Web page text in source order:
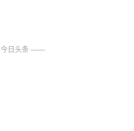
今日头条 ——